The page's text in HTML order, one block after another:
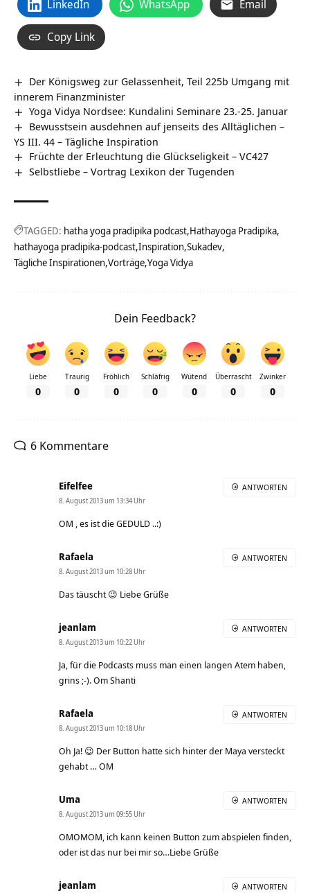
LinkedIn WhatsApp Email
Copy Link
Der Königsweg zur Gelassenheit, Teil 225b Umgang mit
innerem Finanzminister
Yoga Vidya Nordsee: Kundalini Seminare 23.-25. Januar
Bewusstsein ausdehnen auf jenseits des Alltäglichen –
YS III. 44 – Tägliche Inspiration
Früchte der Erleuchtung die Glückseligkeit – VC427
Selbstliebe – Vortrag Lexikon der Tugenden
TAGGED: hatha yoga pradipika podcast Hathayoga Pradipika
hathayoga pradipika-podcast Inspiration Sukadev
Tägliche Inspirationen Vorträge Yoga Vidya
Dein Feedback?
Liebe
0
Traurig
0
Fröhlich
0
Schläfrig
0
Wütend
0
Überrascht
0
Zwinker
0
6 Kommentare
Eifelfee
8. August 2013 um 13:34 Uhr
OM , es ist die GEDULD ..:)
ANTWORTEN
Rafaela
8. August 2013 um 10:28 Uhr
Das täuscht 😉 Liebe Grüße
ANTWORTEN
jeanlam
8. August 2013 um 10:22 Uhr
Ja, für die Podcasts muss man einen langen Atem haben,
grins ;-). Om Shanti
ANTWORTEN
Rafaela
8. August 2013 um 10:18 Uhr
Oh Ja! 😉 Der Button hatte sich hinter der Maya versteckt
gehabt … OM
ANTWORTEN
Uma
8. August 2013 um 09:55 Uhr
OMOMOM, ich kann keinen Button zum abspielen finden,
oder ist das nur bei mir so…Liebe Grüße
ANTWORTEN
jeanlam ANTWORTEN